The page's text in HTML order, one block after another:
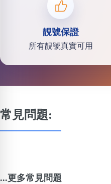
靚號保證
所有靚號真實可用
常見問題:
...更多常見問題